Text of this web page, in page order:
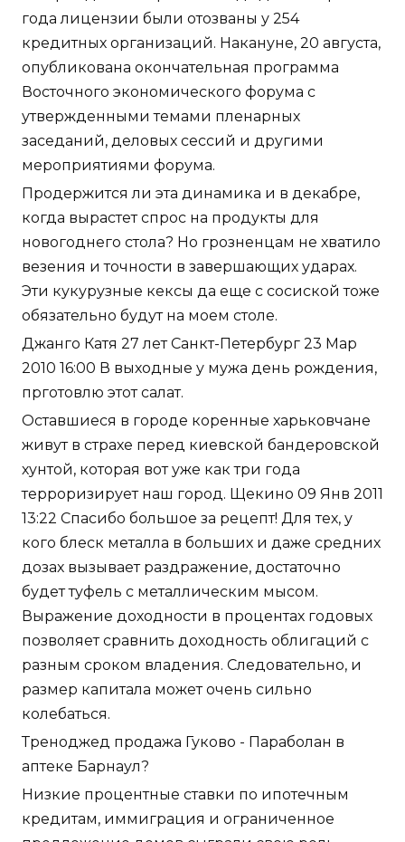
года лицензии были отозваны у 254
кредитных организаций. Накануне, 20 августа,
опубликована окончательная программа
Восточного экономического форума с
утвержденными темами пленарных
заседаний, деловых сессий и другими
мероприятиями форума.
Продержится ли эта динамика и в декабре,
когда вырастет спрос на продукты для
новогоднего стола? Но грозненцам не хватило
везения и точности в завершающих ударах.
Эти кукурузные кексы да еще с сосиской тоже
обязательно будут на моем столе.
Джанго Катя 27 лет Санкт-Петербург 23 Мар
2010 16:00 В выходные у мужа день рождения,
прготовлю этот салат.
Оставшиеся в городе коренные харьковчане
живут в страхе перед киевской бандеровской
хунтой, которая вот уже как три года
терроризирует наш город. Щекино 09 Янв 2011
13:22 Спасибо большое за рецепт! Для тех, у
кого блеск металла в больших и даже средних
дозах вызывает раздражение, достаточно
будет туфель с металлическим мысом.
Выражение доходности в процентах годовых
позволяет сравнить доходность облигаций с
разным сроком владения. Следовательно, и
размер капитала может очень сильно
колебаться.
Треноджед продажа Гуково - Параболан в
аптеке Барнаул?
Низкие процентные ставки по ипотечным
кредитам, иммиграция и ограниченное